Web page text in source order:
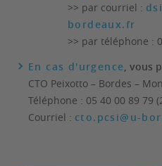
>> par courriel :
bordeaux.fr
>> par téléphone :
En cas d'urgence, vous
CTO Peixotto – Bordes –
Téléphone : 05 40 00 89 79
Courriel : cto.pcsi@u-